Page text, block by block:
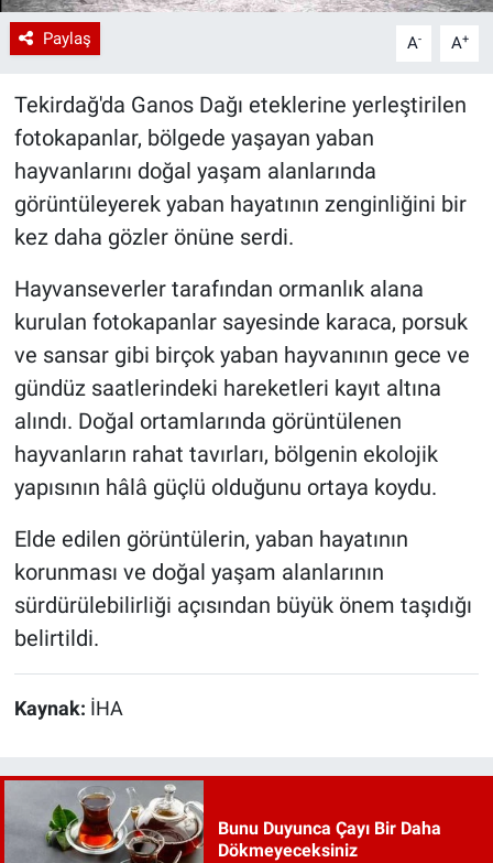
Paylaş A- A+
Tekirdağ'da Ganos Dağı eteklerine yerleştirilen
fotokapanlar, bölgede yaşayan yaban
hayvanlarını doğal yaşam alanlarında
görüntüleyerek yaban hayatının zenginliğini bir
kez daha gözler önüne serdi.
Hayvanseverler tarafından ormanlık alana
kurulan fotokapanlar sayesinde karaca, porsuk
ve sansar gibi birçok yaban hayvanının gece ve
gündüz saatlerindeki hareketleri kayıt altına
alındı. Doğal ortamlarında görüntülenen
hayvanların rahat tavırları, bölgenin ekolojik
yapısının hâlâ güçlü olduğunu ortaya koydu.
Elde edilen görüntülerin, yaban hayatının
korunması ve doğal yaşam alanlarının
sürdürülebilirliği açısından büyük önem taşıdığı
belirtildi.
Kaynak: İHA
Bunu Duyunca Çayı Bir Daha
Dökmeyeceksiniz